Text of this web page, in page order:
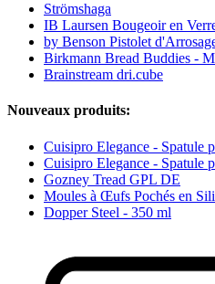
Strömshaga
IB Laursen Bougeoir en
by Benson Pistolet
Birkmann Bread Buddies -
Brainstream dri.cube
Nouveaux produits:
Cuisipro Elegance - Spatule
Cuisipro Elegance - Spatule
Gozney Tread GPL DE
Moules à Œufs Pochés en
Dopper Steel - 350 ml